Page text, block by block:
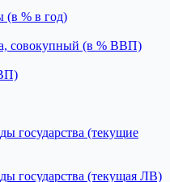
(в % в год)
совокупный (в % ВВП)
государства (текущие
государства (текущая ЛВ)